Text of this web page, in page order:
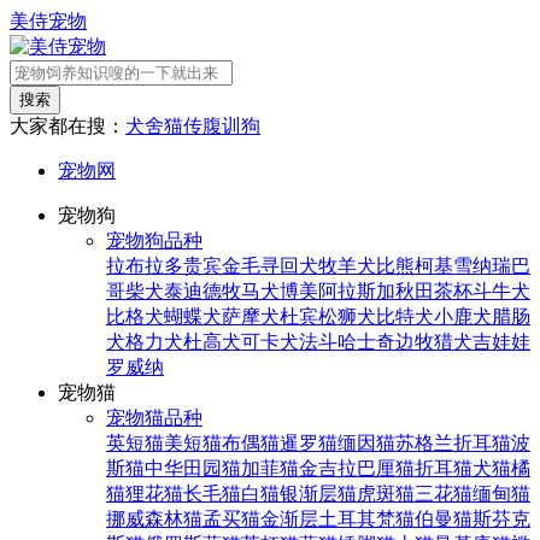
美侍宠物
搜索
大家都在搜： 犬舍猫传腹训狗
宠物网
宠物狗
宠物狗品种
拉布拉多贵宾金毛寻回犬牧羊犬比熊柯基雪纳瑞巴
哥柴犬泰迪德牧马犬博美阿拉斯加秋田茶杯斗牛犬
比格犬蝴蝶犬萨摩犬杜宾松狮犬比特犬小鹿犬腊肠
犬格力犬杜高犬可卡犬法斗哈士奇边牧猎犬吉娃娃
罗威纳
宠物猫
宠物猫品种
英短猫美短猫布偶猫暹罗猫缅因猫苏格兰折耳猫波
斯猫中华田园猫加菲猫金吉拉巴厘猫折耳猫犬猫橘
猫狸花猫长毛猫白猫银渐层猫虎斑猫三花猫缅甸猫
挪威森林猫孟买猫金渐层土耳其梵猫伯曼猫斯芬克